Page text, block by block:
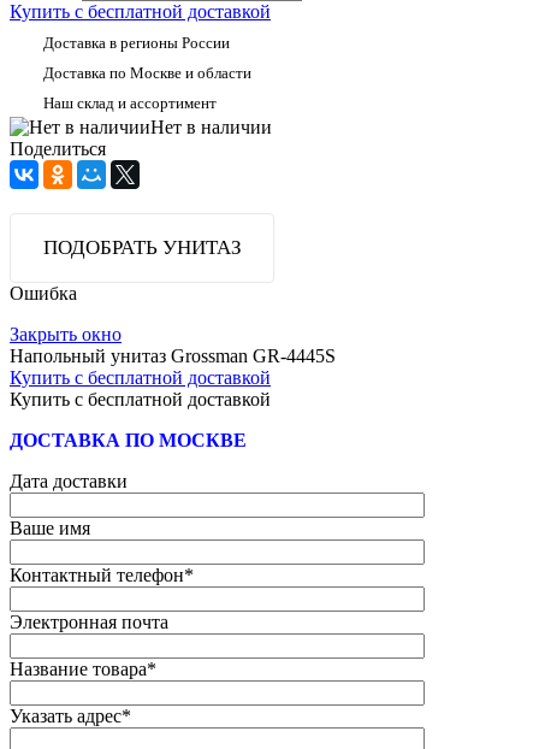
Купить с бесплатной доставкой
Доставка в регионы России
Доставка по Москве и области
Наш склад и ассортимент
Нет в наличии
Поделиться
ПОДОБРАТЬ УНИТАЗ
Ошибка
Закрыть окно
Напольный унитаз Grossman GR-4445S
Купить с бесплатной доставкой
Купить с бесплатной доставкой
ДОСТАВКА ПО МОСКВЕ
Дата доставки
Ваше имя
Контактный телефон*
Электронная почта
Название товара*
Указать адрес*